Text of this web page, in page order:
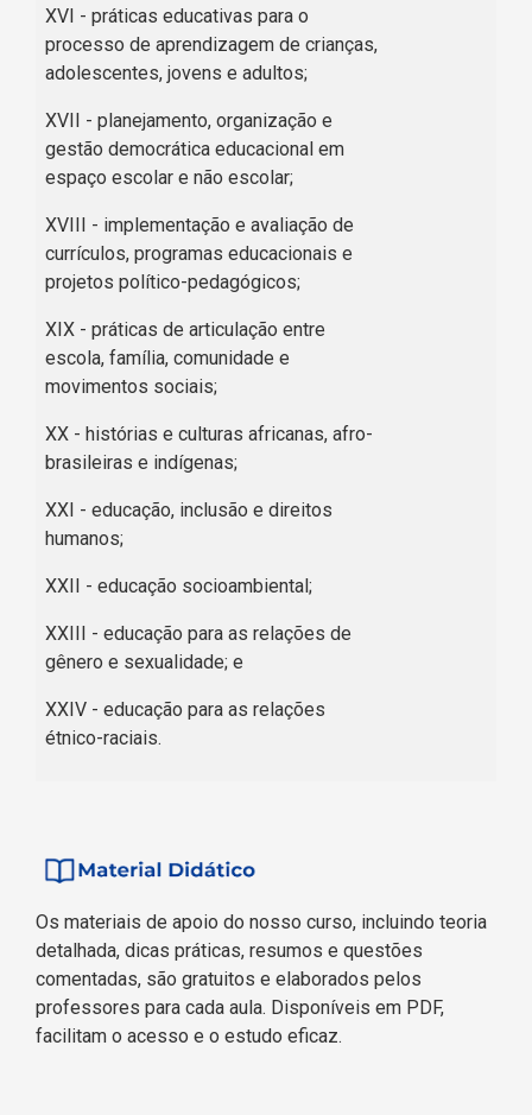
XVI - práticas educativas para o
processo de aprendizagem de crianças,
adolescentes, jovens e adultos;
XVII - planejamento, organização e
gestão democrática educacional em
espaço escolar e não escolar;
XVIII - implementação e avaliação de
currículos, programas educacionais e
projetos político-pedagógicos;
XIX - práticas de articulação entre
escola, família, comunidade e
movimentos sociais;
XX - histórias e culturas africanas, afro-
brasileiras e indígenas;
XXI - educação, inclusão e direitos
humanos;
XXII - educação socioambiental;
XXIII - educação para as relações de
gênero e sexualidade; e
XXIV - educação para as relações
étnico-raciais.
Os materiais de apoio do nosso curso, incluindo teoria
detalhada, dicas práticas, resumos e questões
comentadas, são gratuitos e elaborados pelos
professores para cada aula. Disponíveis em PDF,
facilitam o acesso e o estudo eficaz.